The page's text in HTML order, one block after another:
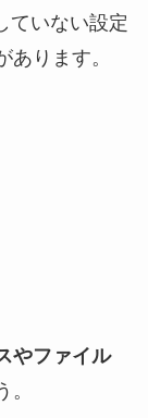
ていない設定
ります。
やファイル